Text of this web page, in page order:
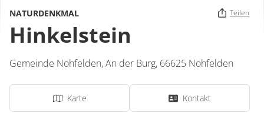
NATURDENKMAL Teilen
Hinkelstein
Gemeinde Nohfelden,An der Burg, 66625 Nohfelden
Karte Kontakt